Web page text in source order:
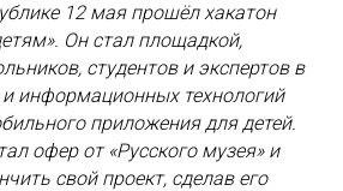
12 мая прошёл хакатон
Он стал площадкой,
студентов и экспертов в
и информационных технологий
приложения для детей.
офер от «Русского музея» и
свой проект, сделав его